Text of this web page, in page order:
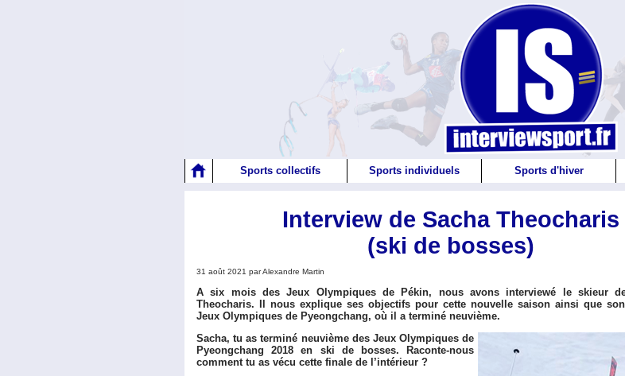
Sports collectifs Sports individuels Sports d'hiver
Interview de Sacha Theocharis
(ski de bosses)
31 août 2021 par Alexandre Martin
A six mois des Jeux Olympiques de Pékin, nous avons interviewé le skieur
Theocharis. Il nous explique ses objectifs pour cette nouvelle saison ainsi que
Jeux Olympiques de Pyeongchang, où il a terminé neuvième.
Sacha, tu as terminé neuvième des Jeux Olympiques de
Pyeongchang 2018 en ski de bosses. Raconte-nous
comment tu as vécu cette finale de l’intérieur ?